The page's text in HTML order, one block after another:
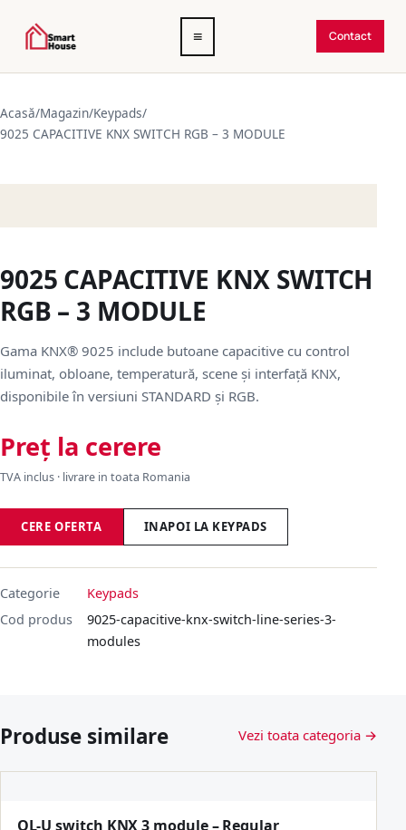
Deschide
meniul
≡ Contact
Acasă/Magazin/Keypads/
9025 CAPACITIVE KNX SWITCH RGB – 3 MODULE
9025 CAPACITIVE KNX SWITCH
RGB – 3 MODULE
Gama KNX® 9025 include butoane capacitive cu control
iluminat, obloane, temperatură, scene și interfață KNX,
disponibile în versiuni STANDARD și RGB.
Preț la cerere
TVA inclus · livrare in toata Romania
CERE OFERTA INAPOI LA KEYPADS
Categorie
Keypads
Cod produs
9025-capacitive-knx-switch-line-series-3-
modules
Produse similare Vezi toata categoria →
OL-U switch KNX 3 module – Regular